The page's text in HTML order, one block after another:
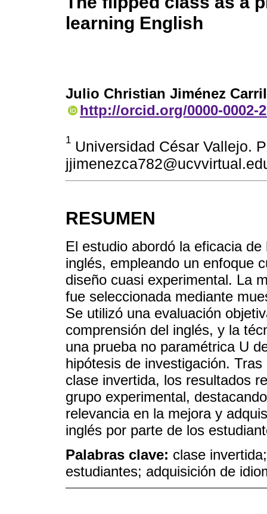
learning English
Julio Christian Jiménez
http://orcid.org/0000-0002-
1 Universidad César Vallejo.
RESUMEN
El estudio abordó la eficacia
inglés, empleando un enfoque
diseño cuasi experimental. La
fue seleccionada mediante
Se utilizó una evaluación
comprensión del inglés, y la
una prueba no paramétrica U
hipótesis de investigación.
clase invertida, los resultados
grupo experimental,
relevancia en la mejora y
inglés por parte de los
Palabras clave: clase
estudiantes; adquisición de